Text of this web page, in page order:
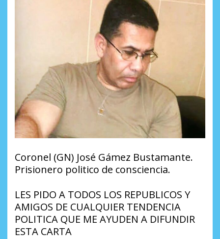
Coronel (GN) José Gámez Bustamante.
Prisionero politico de consciencia.
LES PIDO A TODOS LOS REPUBLICOS Y
AMIGOS DE CUALQUIER TENDENCIA
POLITICA QUE ME AYUDEN A DIFUNDIR
ESTA CARTA